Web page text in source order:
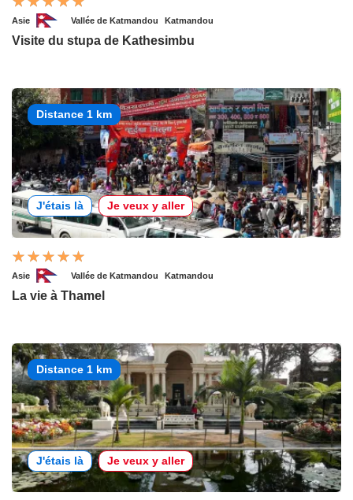
Asie Vallée de Katmandou Katmandou
Visite du stupa de Kathesimbu
Distance 1 km
J'étais là Je veux y aller
Asie Vallée de Katmandou Katmandou
La vie à Thamel
Distance 1 km
J'étais là Je veux y aller